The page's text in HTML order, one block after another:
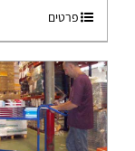
פרטים